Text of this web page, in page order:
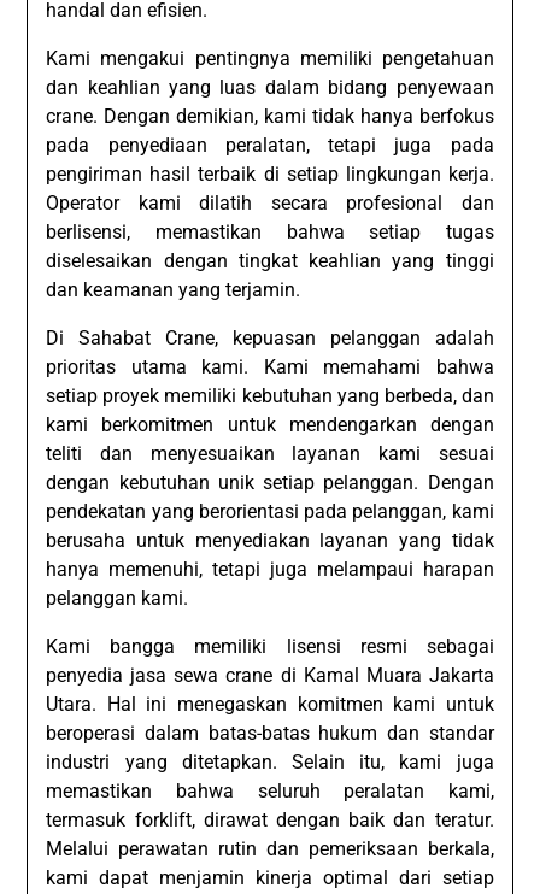
handal dan efisien.
Kami mengakui pentingnya memiliki pengetahuan
dan keahlian yang luas dalam bidang penyewaan
crane. Dengan demikian, kami tidak hanya berfokus
pada penyediaan peralatan, tetapi juga pada
pengiriman hasil terbaik di setiap lingkungan kerja.
Operator kami dilatih secara profesional dan
berlisensi, memastikan bahwa setiap tugas
diselesaikan dengan tingkat keahlian yang tinggi
dan keamanan yang terjamin.
Di Sahabat Crane, kepuasan pelanggan adalah
prioritas utama kami. Kami memahami bahwa
setiap proyek memiliki kebutuhan yang berbeda, dan
kami berkomitmen untuk mendengarkan dengan
teliti dan menyesuaikan layanan kami sesuai
dengan kebutuhan unik setiap pelanggan. Dengan
pendekatan yang berorientasi pada pelanggan, kami
berusaha untuk menyediakan layanan yang tidak
hanya memenuhi, tetapi juga melampaui harapan
pelanggan kami.
Kami bangga memiliki lisensi resmi sebagai
penyedia jasa sewa crane di Kamal Muara Jakarta
Utara. Hal ini menegaskan komitmen kami untuk
beroperasi dalam batas-batas hukum dan standar
industri yang ditetapkan. Selain itu, kami juga
memastikan bahwa seluruh peralatan kami,
termasuk forklift, dirawat dengan baik dan teratur.
Melalui perawatan rutin dan pemeriksaan berkala,
kami dapat menjamin kinerja optimal dari setiap